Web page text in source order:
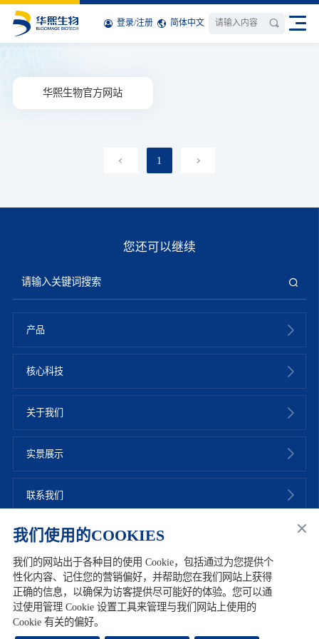
登录/注册 简体中文
华熙生物官方网站
1
您还可以继续
产品
核心科技
关于我们
实景展示
联系我们
友情链接 网站地图 加入华熙 联系我们
使用条款
注册用户协议
隐私政策
Cookie政策
版权所有 © 2022 华熙生物科技股份有限公司
我们使用的COOKIES
我们的网站出于各种目的使用 Cookie，包括通过为您提供个
性化内容、记住您的营销偏好，并帮助您在我们网站上获得
正确的信息，以确保为访客提供尽可能好的体验。您可以通
过使用管理 Cookie 设置工具来管理与我们网站上使用的
Cookie 有关的偏好。